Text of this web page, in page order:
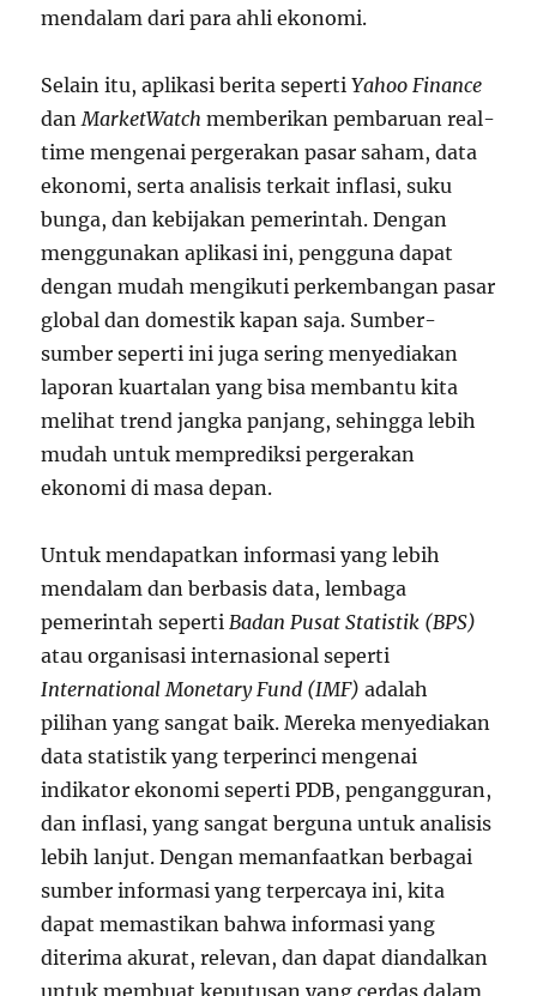
mendalam dari para ahli ekonomi.
Selain itu, aplikasi berita sepertiYahoo Finance
dan MarketWatch memberikan pembaruan real-
time mengenai pergerakan pasar saham, data
ekonomi, serta analisis terkait inflasi, suku
bunga, dan kebijakan pemerintah. Dengan
menggunakan aplikasi ini, pengguna dapat
dengan mudah mengikuti perkembangan pasar
global dan domestik kapan saja. Sumber-
sumber seperti ini juga sering menyediakan
laporan kuartalan yang bisa membantu kita
melihat trend jangka panjang, sehingga lebih
mudah untuk memprediksi pergerakan
ekonomi di masa depan.
Untuk mendapatkan informasi yang lebih
mendalam dan berbasis data, lembaga
pemerintah seperti Badan Pusat Statistik (BPS)
atau organisasi internasional seperti
International Monetary Fund (IMF) adalah
pilihan yang sangat baik. Mereka menyediakan
data statistik yang terperinci mengenai
indikator ekonomi seperti PDB, pengangguran,
dan inflasi, yang sangat berguna untuk analisis
lebih lanjut. Dengan memanfaatkan berbagai
sumber informasi yang terpercaya ini, kita
dapat memastikan bahwa informasi yang
diterima akurat, relevan, dan dapat diandalkan
untuk membuat keputusan yang cerdas dalam